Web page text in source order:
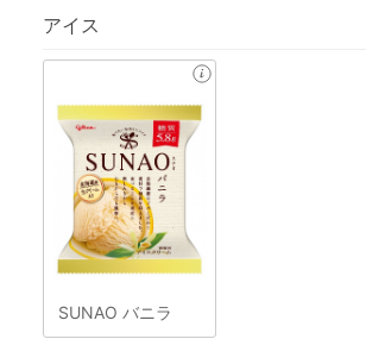
アイス
SUNAO バニラ